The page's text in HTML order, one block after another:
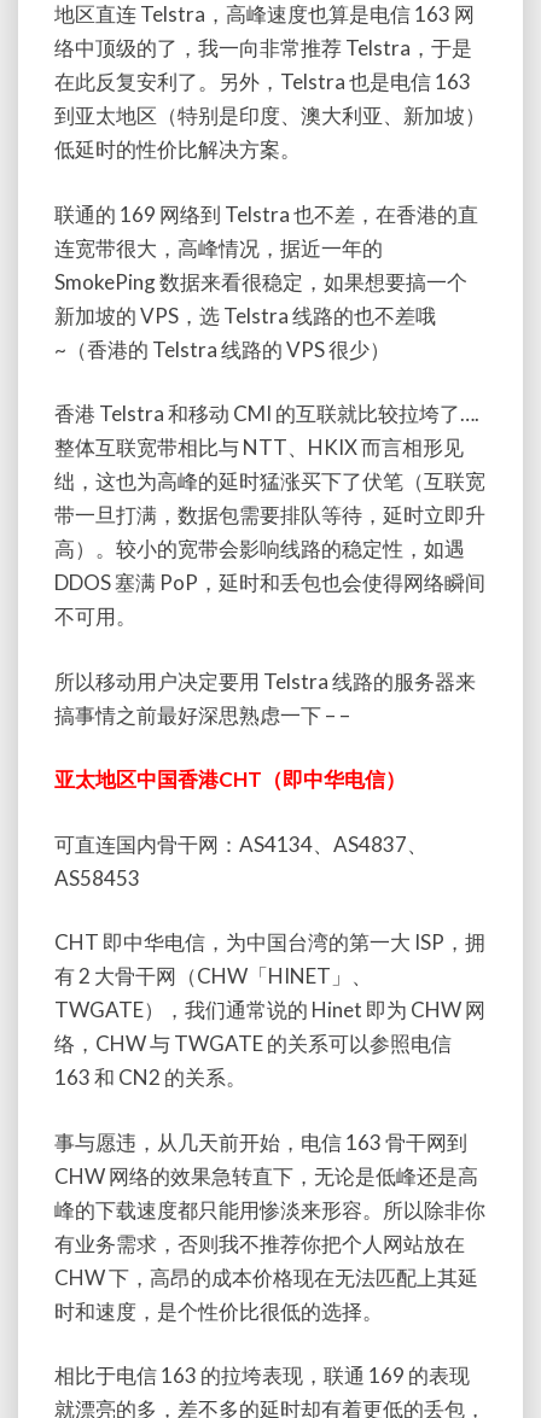
地区直连 Telstra，高峰速度也算是电信 163 网
络中顶级的了，我一向非常推荐 Telstra，于是
在此反复安利了。另外，Telstra 也是电信 163
到亚太地区（特别是印度、澳大利亚、新加坡）
低延时的性价比解决方案。
联通的 169 网络到 Telstra 也不差，在香港的直
连宽带很大，高峰情况，据近一年的
SmokePing 数据来看很稳定，如果想要搞一个
新加坡的 VPS，选 Telstra 线路的也不差哦
~（香港的 Telstra 线路的 VPS 很少）
香港 Telstra 和移动 CMI 的互联就比较拉垮了….
整体互联宽带相比与 NTT、HKIX 而言相形见
绌，这也为高峰的延时猛涨买下了伏笔（互联宽
带一旦打满，数据包需要排队等待，延时立即升
高）。较小的宽带会影响线路的稳定性，如遇
DDOS 塞满 PoP，延时和丢包也会使得网络瞬间
不可用。
所以移动用户决定要用 Telstra 线路的服务器来
搞事情之前最好深思熟虑一下 – –
亚太地区中国香港CHT（即中华电信）
可直连国内骨干网：AS4134、AS4837、
AS58453
CHT 即中华电信，为中国台湾的第一大 ISP，拥
有 2 大骨干网（CHW「HINET」、
TWGATE），我们通常说的 Hinet 即为 CHW 网
络，CHW 与 TWGATE 的关系可以参照电信
163 和 CN2 的关系。
事与愿违，从几天前开始，电信 163 骨干网到
CHW 网络的效果急转直下，无论是低峰还是高
峰的下载速度都只能用惨淡来形容。所以除非你
有业务需求，否则我不推荐你把个人网站放在
CHW 下，高昂的成本价格现在无法匹配上其延
时和速度，是个性价比很低的选择。
相比于电信 163 的拉垮表现，联通 169 的表现
就漂亮的多，差不多的延时却有着更低的丢包，